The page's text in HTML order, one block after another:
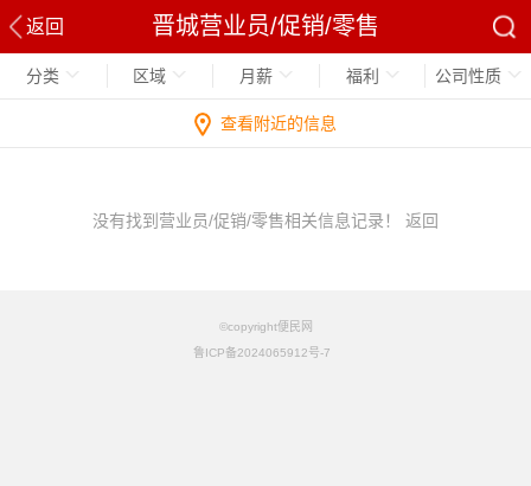
返回 晋城营业员/促销/零售
分类 区域 月薪 福利 公司性质
查看附近的信息
没有找到营业员/促销/零售相关信息记录！ 返回
©copyright便民网
鲁ICP备2024065912号-7